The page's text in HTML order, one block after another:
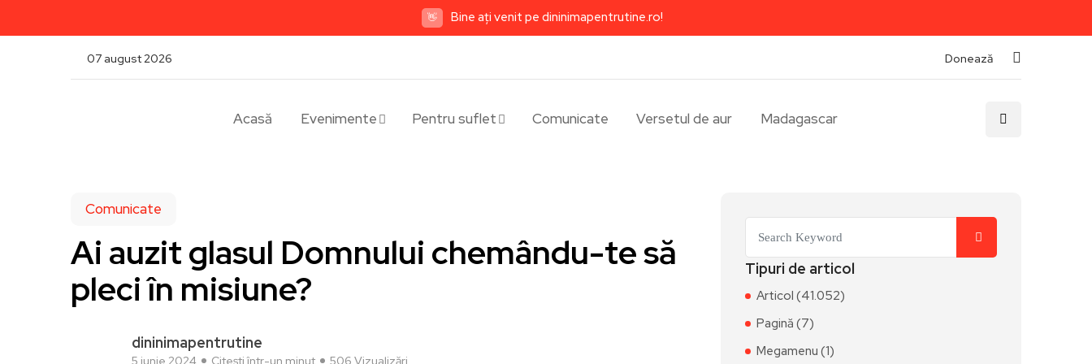
👋 Bine ați venit pe dininimapentrutine.ro!
07 august 2026 Donează
Acasă Evenimente Pentru suflet Comunicate Versetul de aur Madagascar
Comunicate
Ai auzit glasul Domnului chemându-te să
pleci în misiune?
dininimapentrutine
5 iunie 2024 Citești într-un minut 506 Vizualizări
Tipuri de articol
Articol (41.052)
Pagină (7)
Megamenu (1)